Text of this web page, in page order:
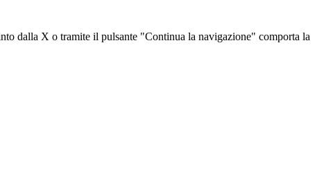
dalla X o tramite il pulsante "Continua la navigazione" comporta la